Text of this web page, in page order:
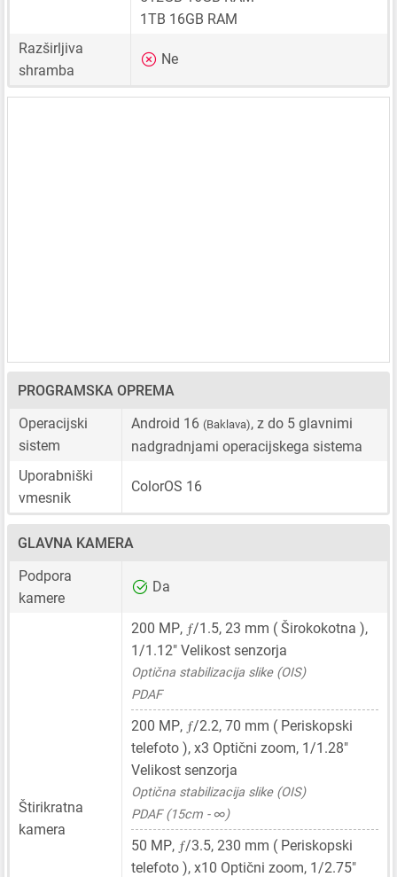
1TB 16GB RAM
Razširljiva
shramba
Ne
PROGRAMSKA OPREMA
Operacijski
sistem
Android 16 (Baklava), z do 5 glavnimi
nadgradnjami operacijskega sistema
Uporabniški
vmesnik
ColorOS 16
GLAVNA KAMERA
Podpora
kamere
Da
Štirikratna
kamera
200 MP, ƒ/1.5, 23 mm ( Širokokotna ),
1/1.12" Velikost senzorja
Optična stabilizacija slike (OIS)
PDAF
200 MP, ƒ/2.2, 70 mm ( Periskopski
telefoto ), x3 Optični zoom, 1/1.28"
Velikost senzorja
Optična stabilizacija slike (OIS)
PDAF (15cm - ∞)
50 MP, ƒ/3.5, 230 mm ( Periskopski
telefoto ), x10 Optični zoom, 1/2.75"